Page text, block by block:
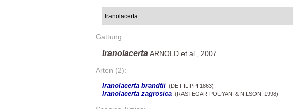
Gattung:
IranolacertaARNOLD et al., 2007
Arten (2):
Iranolacerta brandtii (DE FILIPPI 1863)
Iranolacerta zagrosica (RASTEGAR-POUYANI & NILSON, 1998)